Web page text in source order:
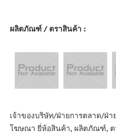
ผลิตภัณฑ์ / ตราสินค้า :
เจ้าของบริษัท/ฝ่ายการตลาด/ฝ่
โฆษณา ยี่ห้อสินค้า, ผลิตภัณฑ์, ต